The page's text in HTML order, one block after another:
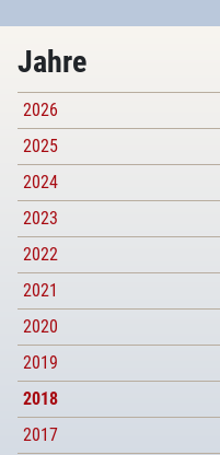
Jahre
2026
2025
2024
2023
2022
2021
2020
2019
2018
2017